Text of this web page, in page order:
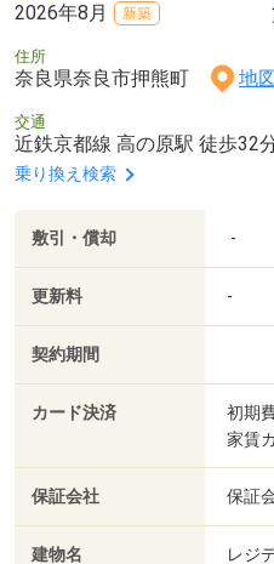
2026年8月 新築
住所
奈良県奈良市押熊町 地
交通
近鉄京都線 高の原駅 徒歩32
乗り換え検索
敷引・償却 -
更新料 -
契約期間
カード決済
初期
家賃
保証会社 保証
建物名 レジ